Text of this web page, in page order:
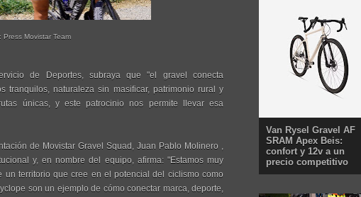
Press Movistar Team
de Deportes, subraya que "el gravel conecta
tranquilos, naturaleza sin masificar, patrimonio rural y
únicas, y este patrocinio nos permite llevar esa
de Movistar Gravel Squad, Juan Pablo Molinero ,
y, en nombre del equipo, afirma: "Estamos muy
territorio que cree en el potencial del ciclismo como
son un ejemplo de cómo conectar marca, deporte,
Van Rysel Gravel AF
SRAM Apex Beis:
confort y 12v a un
precio competitivo